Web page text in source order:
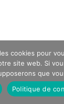
cookies pour
site web. Si
que
Politique de